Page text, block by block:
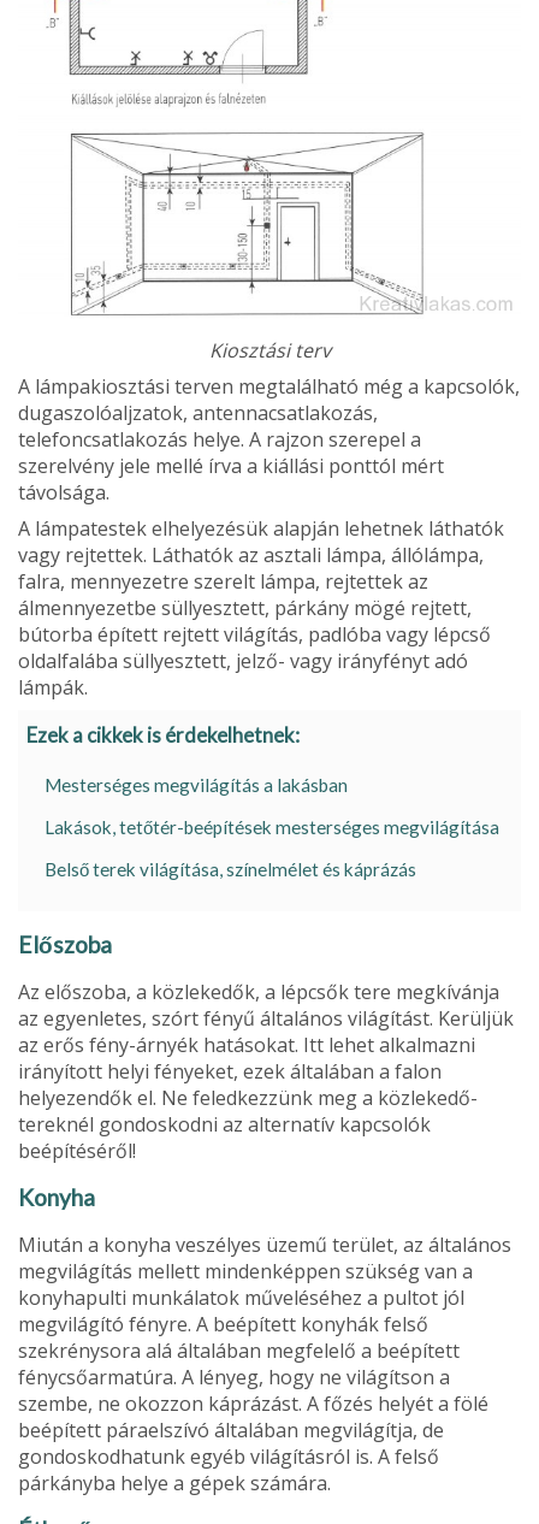
Kiosztási terv
A lámpakiosztási terven megtalálható még a kapcsolók,
dugaszolóaljzatok, an­tennacsatlakozás,
telefoncsatlakozás helye. A rajzon szerepel a
szerelvény jele mellé írva a kiállási ponttól mért
távolsága.
A lámpatestek elhelyezésük alapján lehetnek láthatók
vagy rej­tettek. Láthatók az asztali lámpa, állólámpa,
falra, mennyezetre szerelt lámpa, rejtettek az
álmennyezetbe süllyesztett, párkány mögé rejtett,
bútorba épített rejtett világítás, padlóba vagy lépcső
oldalfalába süllyesztett, jelző- vagy irányfényt adó
lámpák.
Ezek a cikkek is érdekelhetnek:
Mesterséges megvilágítás a lakásban
Lakások, tetőtér-beépítések mesterséges megvilágítása
Belső terek világítása, színelmélet és káprázás
Előszoba
Az előszoba, a közlekedők, a lépcsők tere megkívánja
az egyenle­tes, szórt fényű általános világítást. Kerüljük
az erős fény-árnyék hatásokat. Itt lehet alkalmazni
irányított helyi fényeket, ezek álta­lában a falon
helyezendők el. Ne feledkezzünk meg a közlekedő­
tereknél gondoskodni az alternatív kapcsolók
beépítéséről!
Konyha
Miután a konyha veszélyes üzemű terület, az általános
megvilágí­tás mellett mindenképpen szükség van a
konyhapulti munkálatok műveléséhez a pultot jól
megvilágító fényre. A beépített konyhák felső
szekrénysora alá általában megfelelő a beépített
fénycsőar­matúra. A lényeg, hogy ne világítson a
szembe, ne okozzon káprázást. A főzés helyét a fölé
beépített páraelszívó általában megvilá­gítja, de
gondoskodhatunk egyéb világításról is. A felső
párkányba helye a gépek számára.